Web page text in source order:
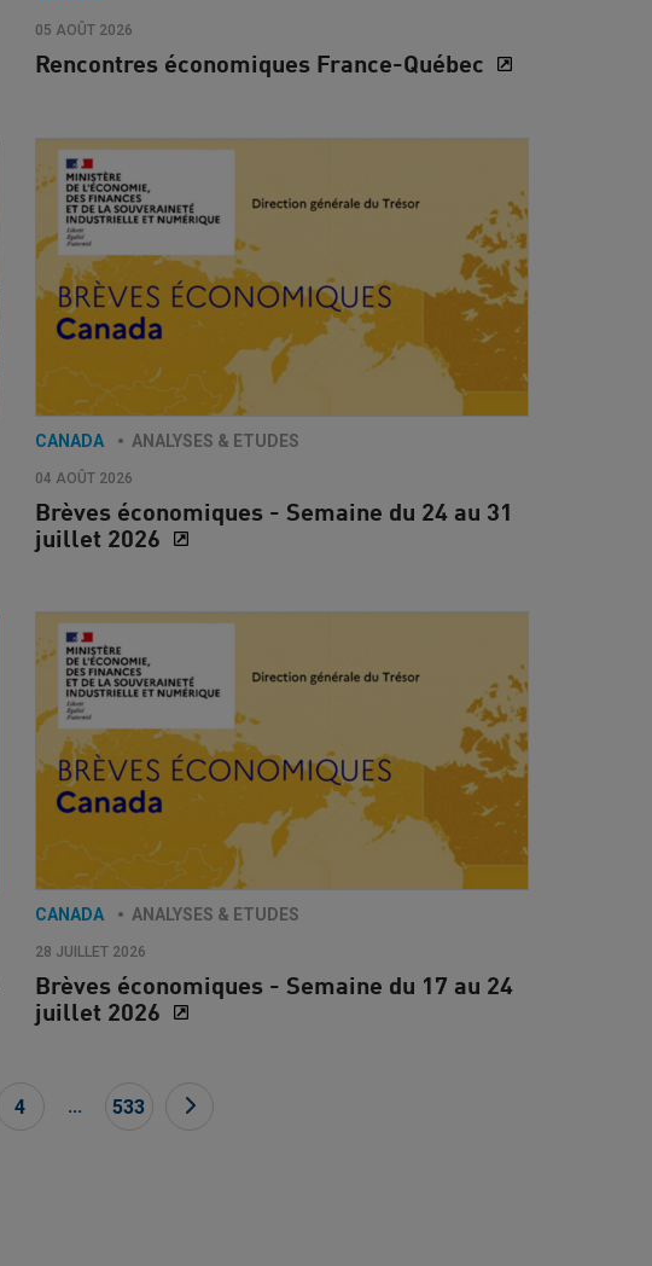
05 AOÛT 2026
Rencontres économiques France-Québec
CANADA ANALYSES & ETUDES
04 AOÛT 2026
Brèves économiques - Semaine du 24 au 31
juillet 2026
CANADA ANALYSES & ETUDES
28 JUILLET 2026
Brèves économiques - Semaine du 17 au 24
juillet 2026
4 ... 533